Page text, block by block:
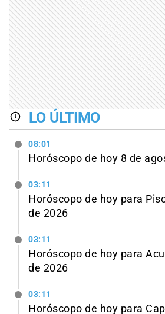
LO ÚLTIMO
08:01
Horóscopo de hoy 8 de
03:11
Horóscopo de hoy para
de 2026
03:11
Horóscopo de hoy para
de 2026
03:11
Horóscopo de hoy para